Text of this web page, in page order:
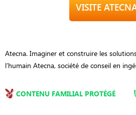
VISITE
Atecna. Imaginer et construire les
l’humain Atecna, société de conseil en
CONTENU FAMILIAL PROTÉGÉ